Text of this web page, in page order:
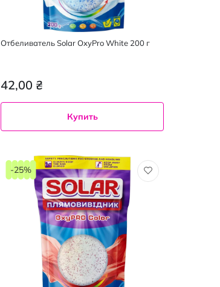
Отбеливатель Solar OxyPro White 200 г
42,00 ₴
Купить
-25%